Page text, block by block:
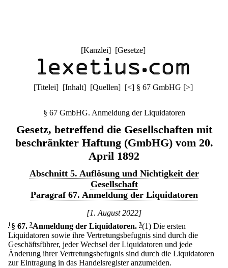
[Kanzlei] [Gesetze]
[Titelei] [Inhalt] [Quellen] [<] § 67 GmbHG [>]
§ 67 GmbHG. Anmeldung der Liquidatoren
Gesetz, betreffend die Gesellschaften mit
beschränkter Haftung (GmbHG) vom 20.
April 1892
Abschnitt 5. Auflösung und Nichtigkeit der
Gesellschaft
Paragraf 67. Anmeldung der Liquidatoren
[1. August 2022]
1 § 67. 2Anmeldung der Liquidatoren. 3(1) Die ersten
Liquidatoren sowie ihre Vertretungsbefugnis sind durch die
Geschäftsführer, jeder Wechsel der Liquidatoren und jede
Änderung ihrer Vertretungsbefugnis sind durch die Liquidatoren
zur Eintragung in das Handelsregister anzumelden.